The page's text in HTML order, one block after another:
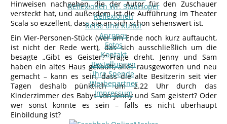
Reflexionen Wr. Staatsoper
Reflexionen
Reise und Kultur
Apropos
Fotos
Kontakt
Bestellungen
Ihre Spende
Werbepartner
Impressum
Hinweisen nachgehen, die der Autor für den Zuschauer
versteckt hat, und außerdem ist die Aufführung im Theater
Scala so exzellent, dass sie an sich schon sehenswert ist.
Ein Vier-Personen-Stück (wer am Ende noch kurz auftaucht,
ist nicht der Rede wert), das sich ausschließlich um die
besagte „Gibt es Geister?“-Frage dreht. Jenny und Sam
haben ein altes Haus gekauft, alles rausgeworfen und neu
gemacht – kann es sein, dass die alte Besitzerin seit vier
Tagen deshalb pünktlich um 2.22 Uhr durch das
Kinderzimmer des Babys von Jenny und Sam geistert? Oder
wer sonst könnte es sein – falls es nicht überhaupt
Einbildung ist?